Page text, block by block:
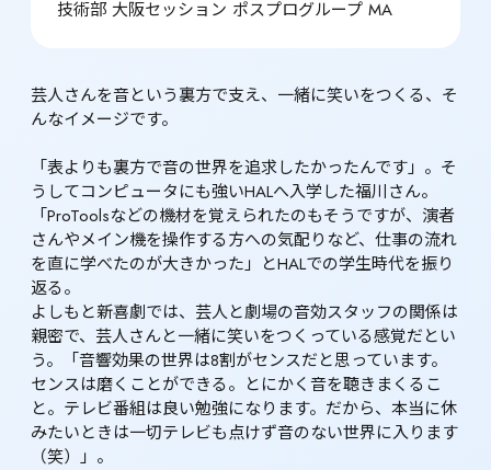
技術部 大阪セッション ポスプログループ MA
芸人さんを音という裏方で支え、一緒に笑いをつくる、そ
んなイメージです。
「表よりも裏方で音の世界を追求したかったんです」。そ
うしてコンピュータにも強いHALへ入学した福川さん。
「ProToolsなどの機材を覚えられたのもそうですが、演者
さんやメイン機を操作する方への気配りなど、仕事の流れ
を直に学べたのが大きかった」とHALでの学生時代を振り
返る。
よしもと新喜劇では、芸人と劇場の音効スタッフの関係は
親密で、芸人さんと一緒に笑いをつくっている感覚だとい
う。「音響効果の世界は8割がセンスだと思っています。
センスは磨くことができる。とにかく音を聴きまくるこ
と。テレビ番組は良い勉強になります。だから、本当に休
みたいときは一切テレビも点けず音のない世界に入ります
（笑）」。